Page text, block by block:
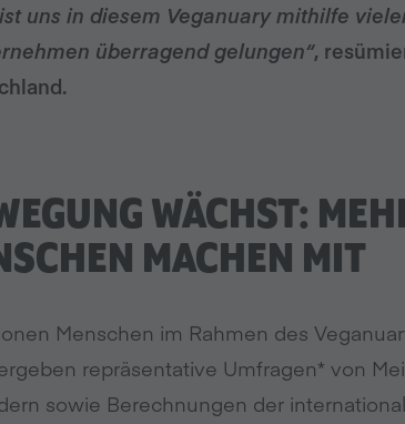
uns in diesem Veganuary mithilfe
überragend gelungen“,
WÄCHST:
MACHEN MIT
Menschen im Rahmen des
repräsentative Umfragen* von
sowie Berechnungen der